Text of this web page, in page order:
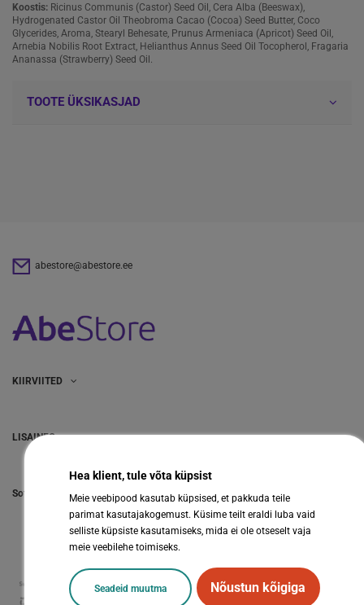
Koostis: Ricinus Communis (Castor) Seed Oil, Cera Alba (Beeswax),
Hydrogenated Castor Oil Theobroma Cacao (Cocoa) Seed Butter, Coco
Glycerides, Aroma, Stearyl Behesate, Prunus Armeniaca (Apricot) Seed Oil,
Arnebia Nobilis Root Extract, Helianthus Annus Seed Oil Tocopherol, Fragaria
Ananassa (Strawberry) Seed Oil.
TOOTE ÜKSIKASJAD
abestore@abestore.ee
KIIRVIITED
LISAINFO
Hea klient, tule võta küpsist
Meie veebipood kasutab küpsised, et pakkuda teile
parimat kasutajakogemust. Küsime teilt eraldi luba vaid
selliste küpsiste kasutamiseks, mida ei ole otseselt vaja
meie veebilehe toimiseks.
Seadeid muutma Nõustun kõigiga
Sotsiaalmeedia